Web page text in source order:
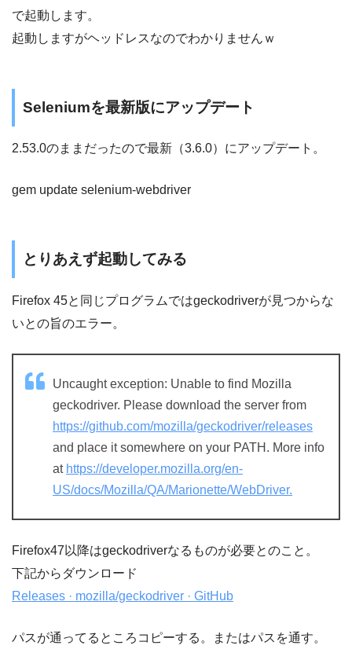
で起動します。
起動しますがヘッドレスなのでわかりませんｗ
Seleniumを最新版にアップデート
2.53.0のままだったので最新（3.6.0）にアップデート。
gem update selenium-webdriver
とりあえず起動してみる
Firefox 45と同じプログラムではgeckodriverが見つからな
いとの旨のエラー。
Uncaught exception: Unable to find Mozilla
geckodriver. Please download the server from
https://github.com/mozilla/geckodriver/releases
and place it somewhere on your PATH. More info
at https://developer.mozilla.org/en-
US/docs/Mozilla/QA/Marionette/WebDriver.
Firefox47以降はgeckodriverなるものが必要とのこと。
下記からダウンロード
Releases · mozilla/geckodriver · GitHub
パスが通ってるところコピーする。またはパスを通す。